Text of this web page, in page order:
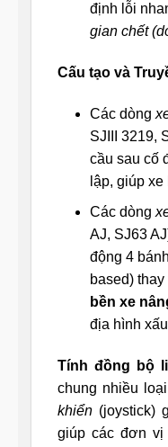
định lỗi
gian chết
Cấu tạo và
Các dòng
SJIII 3219,
cầu sau cố
lập, giúp xe
Các dòng
AJ, SJ63
động 4
based)
bền xe
địa hình
Tính đồng bộ
chung nhiều loại
khiển (joystick)
giúp các đơn